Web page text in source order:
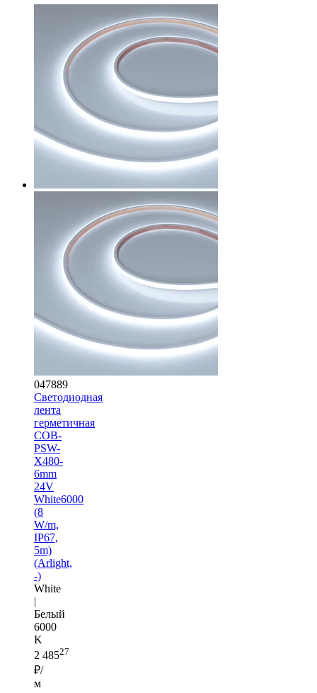
047889
Светодиодная
лента
герметичная
COB-
PSW-
X480-
6mm
24V
White6000
(8
W/m,
IP67,
5m)
(Arlight,
-)
White
|
Белый
6000
K
2 48527
₽/
м